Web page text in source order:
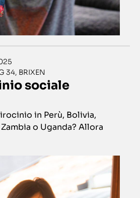
34, BRIXEN
sociale
in Perù, Bolivia,
o Uganda? Allora